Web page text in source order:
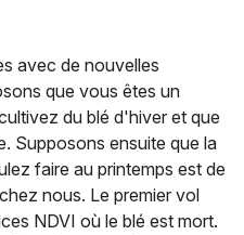
avec de nouvelles
que vous êtes un
du blé d'hiver et que
Supposons ensuite que la
faire au printemps est de
nous. Le premier vol
NDVI où le blé est mort.